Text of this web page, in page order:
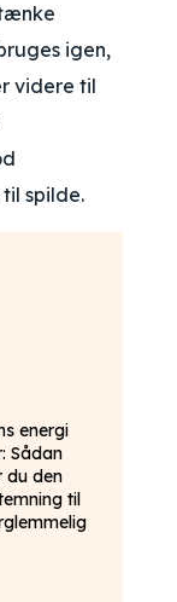
igen,
videre til
spilde.
energi
Sådan
du den
til